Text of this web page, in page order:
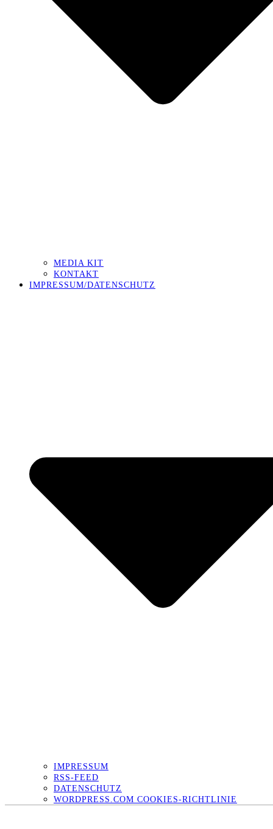
MEDIA KIT
KONTAKT
IMPRESSUM/DATENSCHUTZ
IMPRESSUM
RSS-FEED
DATENSCHUTZ
WORDPRESS.COM COOKIES-RICHTLINIE